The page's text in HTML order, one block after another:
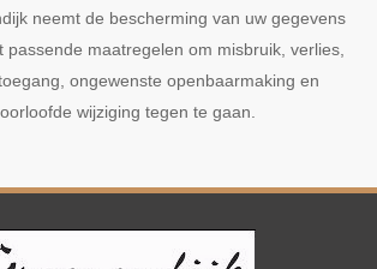
neemt de bescherming van uw gegevens
passende maatregelen om misbruik, verlies,
ongewenste openbaarmaking en
wijziging tegen te gaan.